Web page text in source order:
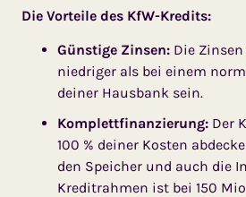
Die Vorteile des KfW-Kredits:
Günstige Zinsen: Die
niedriger als bei einem
deiner Hausbank sein.
Komplettfinanzierung: Der
100 % deiner Kosten
den Speicher und auch die
Kreditrahmen ist bei 150